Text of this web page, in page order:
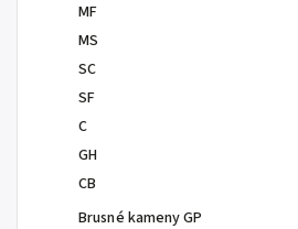
MF
MS
SC
SF
C
GH
CB
Brusné kameny GP